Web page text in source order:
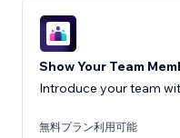
Show Your Team
Introduce your team
無料プラン利用可能